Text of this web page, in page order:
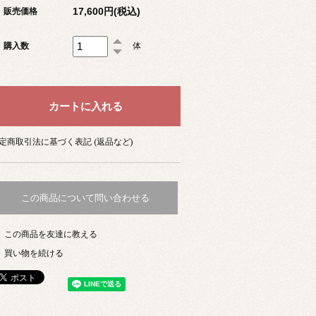
販売価格 17,600円(税込)
購入数 体
商取引法に基づく表記 (返品など)
この商品について問い合わせる
この商品を友達に教える
買い物を続ける